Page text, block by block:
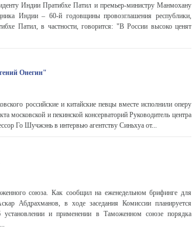
Индии Пратибхе Патил и премьер-министру Манмохану
Индии – 60-й годовщины провозглашения республики,
Патил, в частности, говорится: "В России высоко ценят
Онегин"
российские и китайские певцы вместе исполнили оперу
московской и пекинской консерваторий Руководитель центра
Го Шучжэнь в интервью агентству Синьхуа от...
союза. Как сообщил на еженедельном брифинге для
Абдрахманов, в ходе заседания Комиссии планируется
и применении в Таможенном союзе порядка